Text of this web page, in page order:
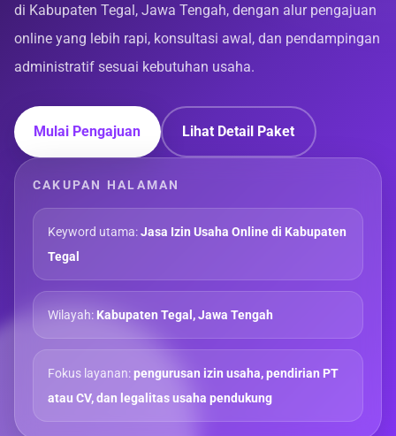
di Kabupaten Tegal, Jawa Tengah, dengan alur pengajuan
online yang lebih rapi, konsultasi awal, dan pendampingan
administratif sesuai kebutuhan usaha.
Mulai Pengajuan Lihat Detail Paket
CAKUPAN HALAMAN
Keyword utama:Jasa Izin Usaha Online di Kabupaten
Tegal
Wilayah:Kabupaten Tegal, Jawa Tengah
Fokus layanan:pengurusan izin usaha, pendirian PT
atau CV, dan legalitas usaha pendukung